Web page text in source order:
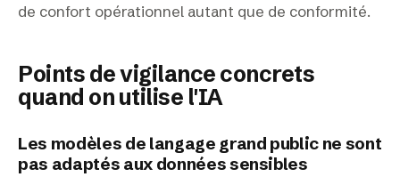
de confort opérationnel autant que de conformité.
Points de vigilance concrets
quand on utilise l'IA
Les modèles de langage grand public ne sont
pas adaptés aux données sensibles